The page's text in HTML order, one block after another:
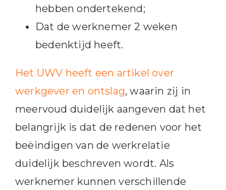
hebben ondertekend;
Dat de werknemer 2 weken
bedenktijd heeft.
Het UWV heeft een artikel over
werkgever en ontslag, waarin zij in
meervoud duidelijk aangeven dat het
belangrijk is dat de redenen voor het
beëindigen van de werkrelatie
duidelijk beschreven wordt. Als
werknemer kunnen verschillende